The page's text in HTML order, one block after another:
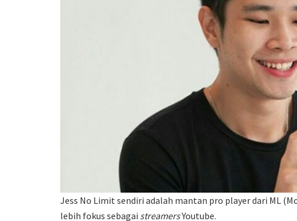
Jess No Limit sendiri adalah mantan pro player dari ML
lebih fokus sebagai streamersYoutube.